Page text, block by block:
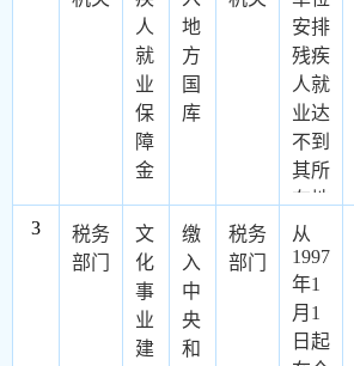
通讯
等各
项建
设工
程需
要占
用、
征用
或者
临时
占用
林
人
就
业
保
障
金
地
方
国
库
安排
残疾
人就
业达
不到
其所
在地
省、
自治
区、
直辖
市人
3
税务
部门
文
化
事
业
建
缴
入
中
央
和
税务
部门
从
1997
年1
月1
日起